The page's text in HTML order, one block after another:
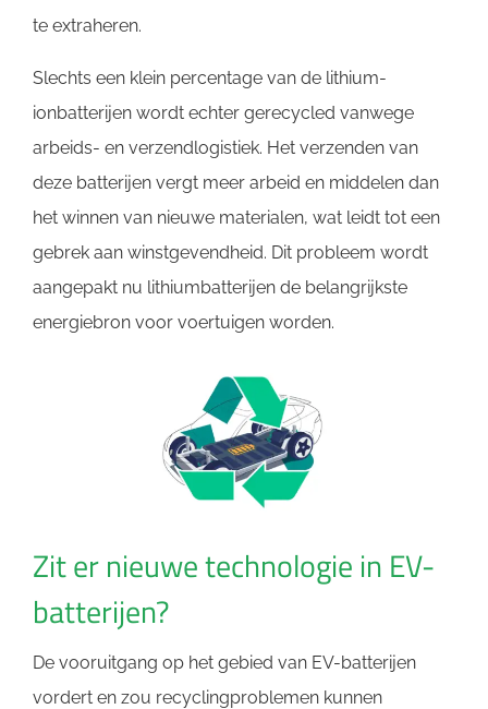
te extraheren.
Slechts een klein percentage van de lithium-
ionbatterijen wordt echter gerecycled vanwege
arbeids- en verzendlogistiek. Het verzenden van
deze batterijen vergt meer arbeid en middelen dan
het winnen van nieuwe materialen, wat leidt tot een
gebrek aan winstgevendheid. Dit probleem wordt
aangepakt nu lithiumbatterijen de belangrijkste
energiebron voor voertuigen worden.
Zit er nieuwe technologie in EV-
batterijen?
De vooruitgang op het gebied van EV-batterijen
vordert en zou recyclingproblemen kunnen